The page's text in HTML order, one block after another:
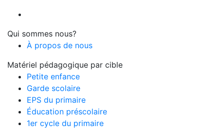
Qui sommes nous?
À propos de nous
Matériel pédagogique par cible
Petite enfance
Garde scolaire
EPS du primaire
Éducation préscolaire
1er cycle du primaire